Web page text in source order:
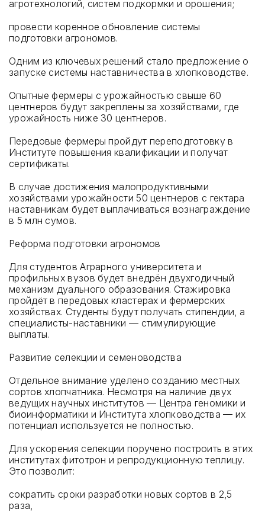
агротехнологий, систем подкормки и орошения;
провести коренное обновление системы
подготовки агрономов.
Одним из ключевых решений стало предложение о
запуске системы наставничества в хлопководстве.
Опытные фермеры с урожайностью свыше 60
центнеров будут закреплены за хозяйствами, где
урожайность ниже 30 центнеров.
Передовые фермеры пройдут переподготовку в
Институте повышения квалификации и получат
сертификаты.
В случае достижения малопродуктивными
хозяйствами урожайности 50 центнеров с гектара
наставникам будет выплачиваться вознаграждение
в 5 млн сумов.
Реформа подготовки агрономов
Для студентов Аграрного университета и
профильных вузов будет внедрён двухгодичный
механизм дуального образования. Стажировка
пройдёт в передовых кластерах и фермерских
хозяйствах. Студенты будут получать стипендии, а
специалисты-наставники — стимулирующие
выплаты.
Развитие селекции и семеноводства
Отдельное внимание уделено созданию местных
сортов хлопчатника. Несмотря на наличие двух
ведущих научных институтов — Центра геномики и
биоинформатики и Института хлопководства — их
потенциал используется не полностью.
Для ускорения селекции поручено построить в этих
институтах фитотрон и репродукционную теплицу.
Это позволит:
сократить сроки разработки новых сортов в 2,5
раза,